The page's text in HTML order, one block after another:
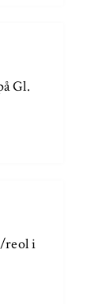
Gl.
reol i